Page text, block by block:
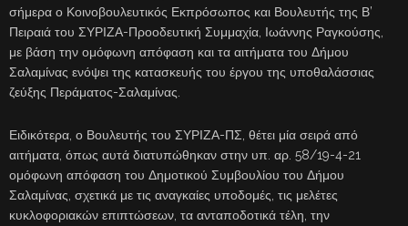
σήμερα ο Κοινοβουλευτικός Εκπρόσωπος και Βουλευτής της Β’
Πειραιά του ΣΥΡΙΖΑ-Προοδευτική Συμμαχία, Ιωάννης Ραγκούσης,
με βάση την ομόφωνη απόφαση και τα αιτήματα του Δήμου
Σαλαμίνας ενόψει της κατασκευής του έργου της υποθαλάσσιας
ζεύξης Περάματος-Σαλαμίνας.
Ειδικότερα, ο Βουλευτής του ΣΥΡΙΖΑ-ΠΣ, θέτει μία σειρά από
αιτήματα, όπως αυτά διατυπώθηκαν στην υπ. αρ. 58/19-4-21
ομόφωνη απόφαση του Δημοτικού Συμβουλίου του Δήμου
Σαλαμίνας, σχετικά με τις αναγκαίες υποδομές, τις μελέτες
κυκλοφοριακών επιπτώσεων, τα ανταποδοτικά τέλη, την